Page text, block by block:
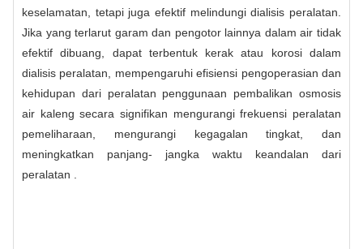
keselamatan, tetapi juga efektif melindungi dialisis peralatan.
Jika yang terlarut garam dan pengotor lainnya dalam air tidak
efektif dibuang, dapat terbentuk kerak atau korosi dalam
dialisis peralatan, mempengaruhi efisiensi pengoperasian dan
kehidupan dari peralatan penggunaan pembalikan osmosis
air kaleng secara signifikan mengurangi frekuensi peralatan
pemeliharaan, mengurangi kegagalan tingkat, dan
meningkatkan panjang- jangka waktu keandalan dari
peralatan .